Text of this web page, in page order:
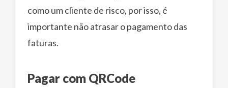
como um cliente de risco, por isso, é
importante não atrasar o pagamento das
faturas.
Pagar com QRCode